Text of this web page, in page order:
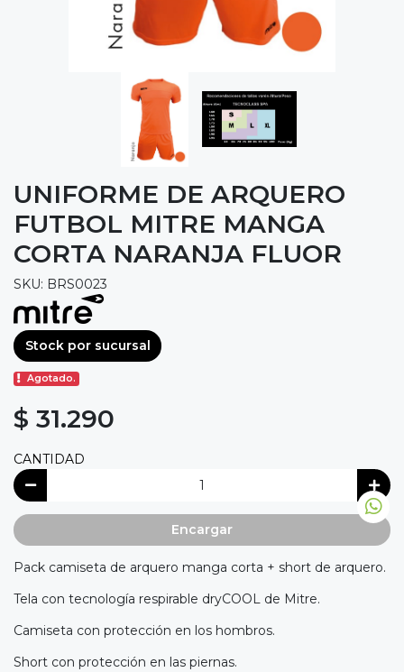
UNIFORME DE ARQUERO
FUTBOL MITRE MANGA
CORTA NARANJA FLUOR
SKU: BRS0023
Stock por sucursal
Agotado.
$ 31.290
CANTIDAD
Encargar
Pack camiseta de arquero manga corta + short de arquero.
Tela con tecnología respirable dryCOOL de Mitre.
Camiseta con protección en los hombros.
Short con protección en las piernas.